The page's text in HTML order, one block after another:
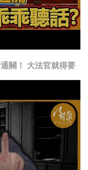
關！ 大法官就得要